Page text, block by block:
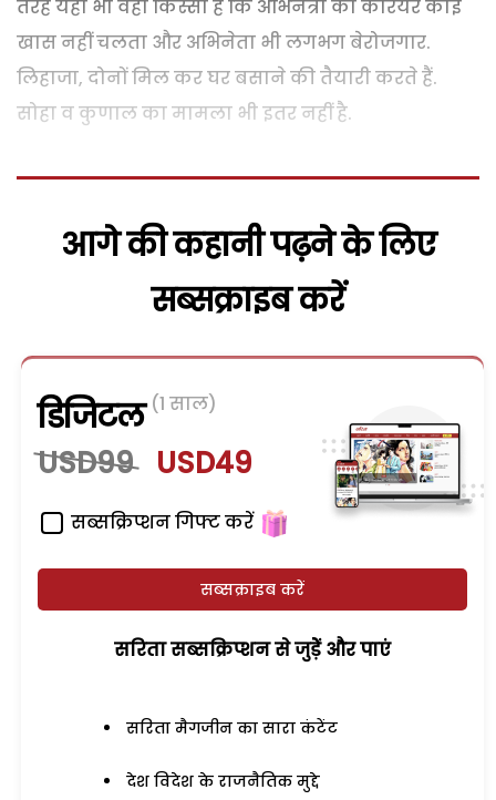
तरह यहां भी वही किस्सा है कि अभिनेत्री का कैरियर कोई
खास नहीं चलता और अभिनेता भी लगभग बेरोजगार.
लिहाजा, दोनों मिल कर घर बसाने की तैयारी करते हैं.
सोहा व कुणाल का मामला भी इतर नहीं है.
आगे की कहानी पढ़ने के लिए
सब्सक्राइब करें
डिजिटल (1 साल)
USD99 USD49
सब्सक्रिप्शन गिफ्ट करें
सब्सक्राइब करें
सरिता सब्सक्रिप्शन से जुड़ेें और पाएं
सरिता मैगजीन का सारा कंटेंट
देश विदेश के राजनैतिक मुद्दे